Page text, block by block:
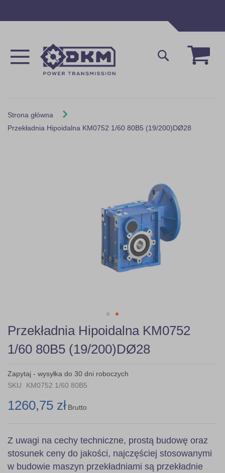
Mój
Szukaj
Strona główna
Przekładnia Hipoidalna KM0752 1/60 80B5 (19/200)DØ28
Skip
to
the
beginning
the
images
Przekładnia Hipoidalna KM0752
1/60 80B5 (19/200)DØ28
Zapytaj - wysyłka do 30 dni roboczych
SKU
KM0752 1/60 80B5
1260,75 zł Brutto
Z uwagi na cechy techniczne, prostą budowę oraz
stosunek ceny do jakości, najczęściej stosowanymi
w budowie maszyn przekładniami są przekładnie